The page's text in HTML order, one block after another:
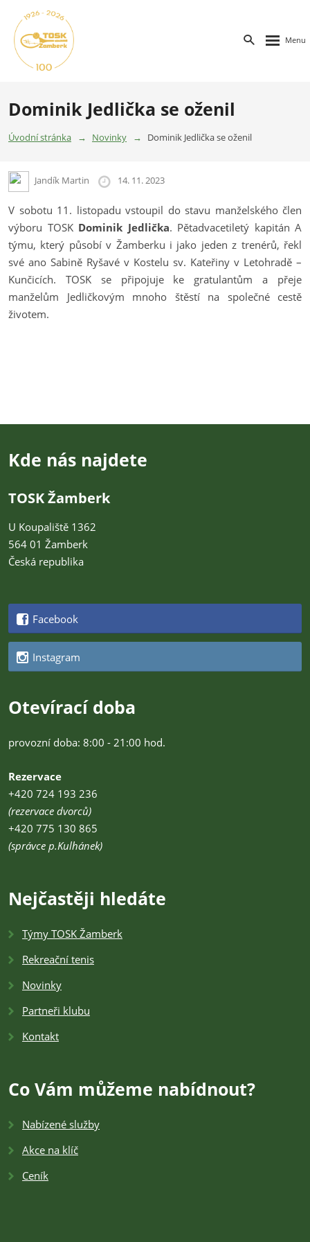
Dominik Jedlička se oženil
Úvodní stránka Novinky Dominik Jedlička se oženil
Jandík Martin 14. 11. 2023
V sobotu 11. listopadu vstoupil do stavu manželského člen
výboru TOSK Dominik Jedlička. Pětadvacetiletý kapitán A
týmu, který působí v Žamberku i jako jeden z trenérů, řekl
své ano Sabině Ryšavé v Kostelu sv. Kateřiny v Letohradě –
Kunčicích. TOSK se připojuje ke gratulantům a přeje
manželům Jedličkovým mnoho štěstí na společné cestě
životem.
Kde nás najdete
TOSK Žamberk
U Koupaliště 1362
564 01 Žamberk
Česká republika
Facebook
Instagram
Otevírací doba
provozní doba: 8:00 - 21:00 hod.
Rezervace
+420 724 193 236
(rezervace dvorců)
+420 775 130 865
(správce p.Kulhánek)
Nejčastěji hledáte
Týmy TOSK Žamberk
Rekreační tenis
Novinky
Partneři klubu
Kontakt
Co Vám můžeme nabídnout?
Nabízené služby
Akce na klíč
Ceník